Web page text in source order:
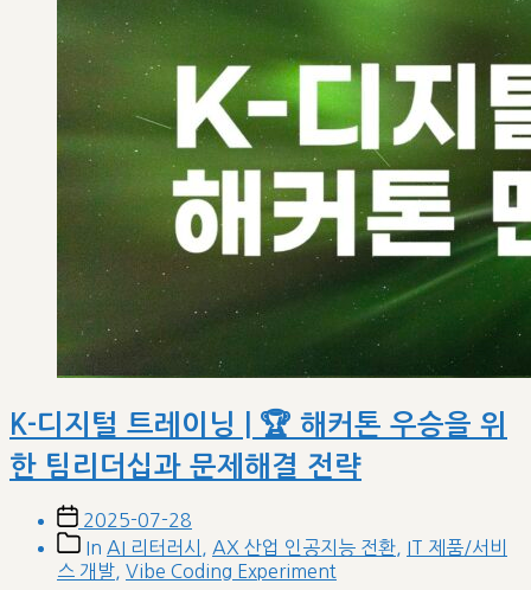
K-디지털 트레이닝 | 🏆 해커톤 우승을 위
한 팀리더십과 문제해결 전략
Post
date
2025-07-28
Post
categories
In AI 리터러시 AX 산업 인공지능 전환
IT 제품/서비
스 개발 Vibe Coding Experiment